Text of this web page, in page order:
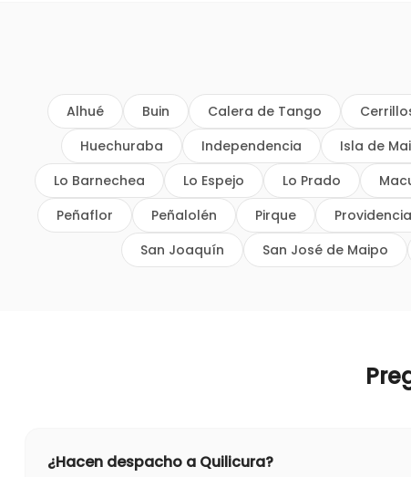
Alhué Buin Calera de Tango
Huechuraba
Independencia Isla de
Lo Barnechea
Lo Espejo Lo Prado
Peñaflor
Peñalolén Pirque Providencia
San Joaquín
San José de Maipo
¿Hacen despacho a Quilicura?